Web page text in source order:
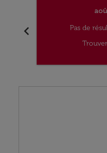
chevron_left
Pas de